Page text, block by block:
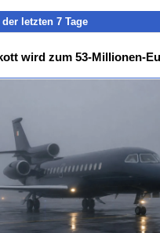
letzten 7 Tage
wird zum 53-Millionen-